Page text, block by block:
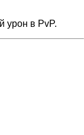
урон в PvP.